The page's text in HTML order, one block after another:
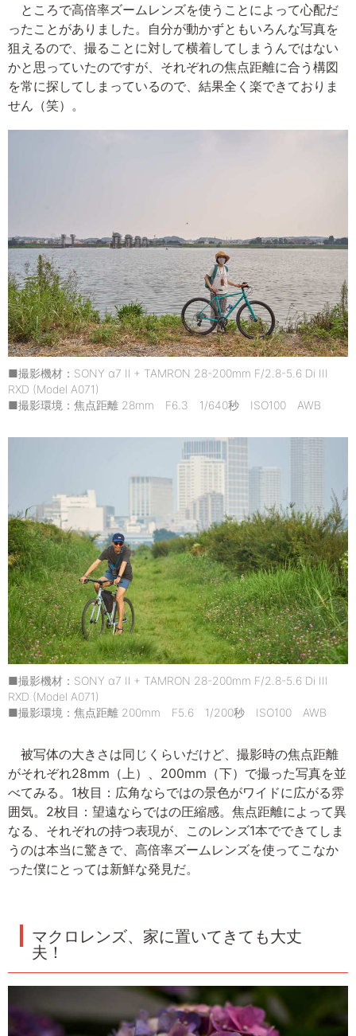
ところで高倍率ズームレンズを使うことによって心配だ
ったことがありました。自分が動かずともいろんな写真を
狙えるので、撮ることに対して横着してしまうんではない
かと思っていたのですが、それぞれの焦点距離に合う構図
を常に探してしまっているので、結果全く楽できておりま
せん（笑）。
■撮影機材：SONY α7 Ⅱ + TAMRON 28-200mm F/2.8-5.6 Di III
RXD (Model A071)
■撮影環境：焦点距離 28mm F6.3 1/640秒 ISO100 AWB
■撮影機材：SONY α7 Ⅱ + TAMRON 28-200mm F/2.8-5.6 Di III
RXD (Model A071)
■撮影環境：焦点距離 200mm F5.6 1/200秒 ISO100 AWB
被写体の大きさは同じくらいだけど、撮影時の焦点距離
がそれぞれ28mm（上）、200mm（下）で撮った写真を並
べてみる。1枚目：広角ならではの景色がワイドに広がる雰
囲気。2枚目：望遠ならではの圧縮感。焦点距離によって異
なる、それぞれの持つ表現が、このレンズ1本でできてしま
うのは本当に驚きで、高倍率ズームレンズを使ってこなか
った僕にとっては新鮮な発見だ。
マクロレンズ、家に置いてきても大丈
夫！